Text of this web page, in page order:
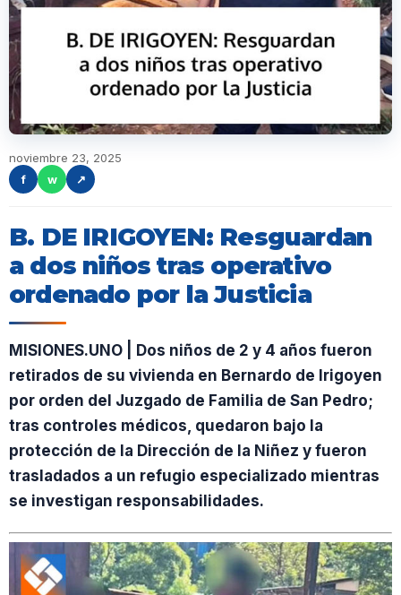
noviembre 23, 2025
f
w ↗
B. DE IRIGOYEN: Resguardan
a dos niños tras operativo
ordenado por la Justicia
MISIONES.UNO | Dos niños de 2 y 4 años fueron
retirados de su vivienda en Bernardo de Irigoyen
por orden del Juzgado de Familia de San Pedro;
tras controles médicos, quedaron bajo la
protección de la Dirección de la Niñez y fueron
trasladados a un refugio especializado mientras
se investigan responsabilidades.